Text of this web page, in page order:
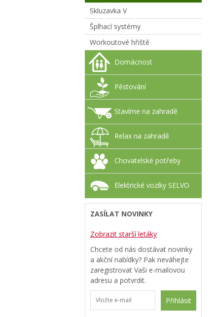
Skluzavka V
Šplhací systémy
Workoutové hřiště
Domácnost
Pěstování
Stavíme na zahradě
Relax na zahradě
Chovatelské potřeby
Elektrické vozíky SELVO
ZASÍLAT NOVINKY
Zobrazit starší letáky
Chcete od nás dostávat novinky
a akční nabídky? Pak neváhejte
zaregistrovat Vaši e-mailovou
adresu a potvrdit.
Přihlásit